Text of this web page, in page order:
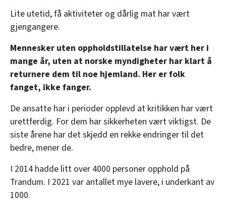
Lite utetid, få aktiviteter og dårlig mat har vært
gjengangere.
Mennesker uten oppholdstillatelse har vært her i
mange år, uten at norske myndigheter har klart å
returnere dem til noe hjemland. Her er folk
fanget, ikke fanger.
De ansatte har i perioder opplevd at kritikken har vært
urettferdig. For dem har sikkerheten vært viktigst. De
siste årene har det skjedd en rekke endringer til det
bedre, mener de.
I 2014 hadde litt over 4000 personer opphold på
Trandum. I 2021 var antallet mye lavere, i underkant av
1000.